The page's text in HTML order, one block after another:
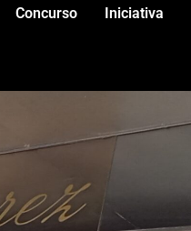
Concurso Iniciativa